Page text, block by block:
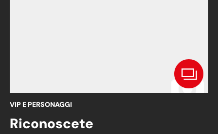
VIP E PERSONAGGI
Riconoscete